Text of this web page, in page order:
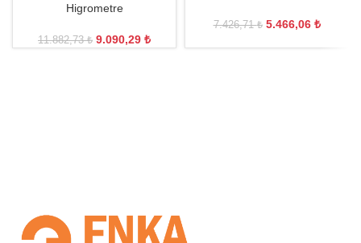
Higrometre
11.882,73₺ 9.090,29 ₺
7.426,71₺ 5.466,06 ₺